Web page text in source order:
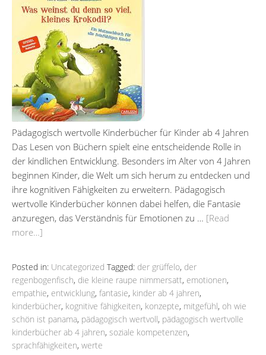
Pädagogisch wertvolle Kinderbücher für Kinder ab 4 Jahren
Das Lesen von Büchern spielt eine entscheidende Rolle in
der kindlichen Entwicklung. Besonders im Alter von 4 Jahren
beginnen Kinder, die Welt um sich herum zu entdecken und
ihre kognitiven Fähigkeiten zu erweitern. Pädagogisch
wertvolle Kinderbücher können dabei helfen, die Fantasie
anzuregen, das Verständnis für Emotionen zu … [Read
more…]
Posted in: Uncategorized Tagged: der grüffelo, der
regenbogenfisch, die kleine raupe nimmersatt, emotionen,
empathie, entwicklung, fantasie, kinder ab 4 jahren,
kinderbücher, kognitive fähigkeiten, konzepte, mitgefühl, oh wie
schön ist panama, pädagogisch wertvoll, pädagogisch wertvolle
kinderbücher ab 4 jahren, soziale kompetenzen,
sprachfähigkeiten, werte